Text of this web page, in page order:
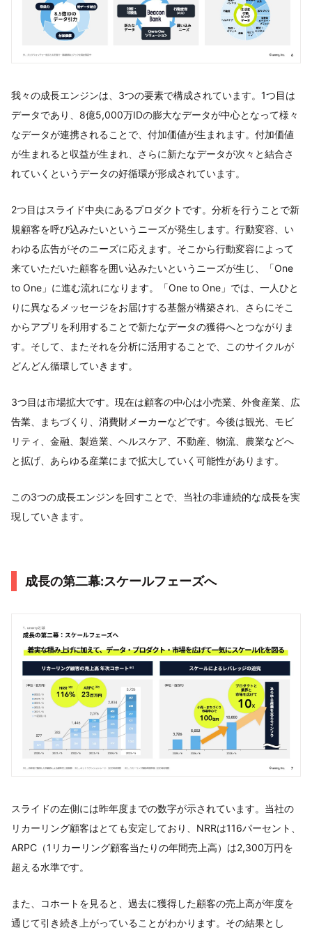
我々の成長エンジンは、3つの要素で構成されています。1つ目は
データであり、8億5,000万IDの膨大なデータが中心となって様々
なデータが連携されることで、付加価値が生まれます。付加価値
が生まれると収益が生まれ、さらに新たなデータが次々と結合さ
れていくというデータの好循環が形成されています。
2つ目はスライド中央にあるプロダクトです。分析を行うことで新
規顧客を呼び込みたいというニーズが発生します。行動変容、い
わゆる広告がそのニーズに応えます。そこから行動変容によって
来ていただいた顧客を囲い込みたいというニーズが生じ、「One
to One」に進む流れになります。「One to One」では、一人ひと
りに異なるメッセージをお届けする基盤が構築され、さらにそこ
からアプリを利用することで新たなデータの獲得へとつながりま
す。そして、またそれを分析に活用することで、このサイクルが
どんどん循環していきます。
3つ目は市場拡大です。現在は顧客の中心は小売業、外食産業、広
告業、まちづくり、消費財メーカーなどです。今後は観光、モビ
リティ、金融、製造業、ヘルスケア、不動産、物流、農業などへ
と拡げ、あらゆる産業にまで拡大していく可能性があります。
この3つの成長エンジンを回すことで、当社の非連続的な成長を実
現していきます。
成⻑の第二幕:スケールフェーズへ
スライドの左側には昨年度までの数字が示されています。当社の
リカーリング顧客はとても安定しており、NRRは116パーセント、
ARPC（1リカーリング顧客当たりの年間売上高）は2,300万円を
超える水準です。
また、コホートを見ると、過去に獲得した顧客の売上高が年度を
通じて引き続き上がっていることがわかります。その結果とし